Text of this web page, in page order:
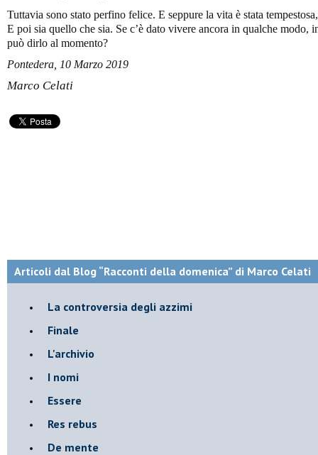
Tuttavia sono stato perfino felice. E seppure la vita è stata
E poi sia quello che sia. Se c’è dato vivere ancora in qualche modo,
può dirlo al momento?
Pontedera, 10 Marzo 2019
Marco Celati
Articoli dal Blog “Racconti della domenica” di Marco Celati
La controversia degli azzimi
Finale
L'archivio
I nomi
Essere
Res rebus
De mente